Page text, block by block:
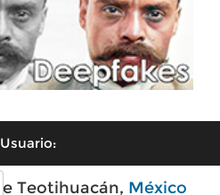
Teotihuacán, México